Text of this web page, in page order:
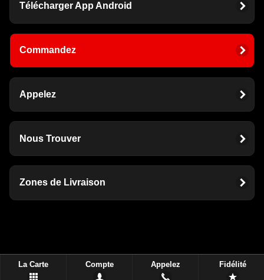
Télécharger App Android
Commandez
Appelez
Nous Trouver
Zones de Livraison
La Carte Compte Appelez Fidélité